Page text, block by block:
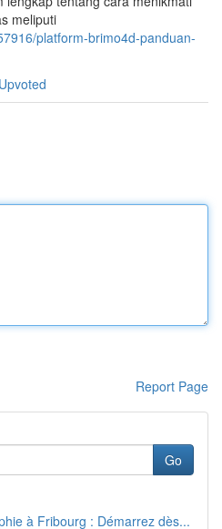
meliputi
platform-brimo4d-panduan-
Report Page
Go
à Fribourg : Démarrez dès...